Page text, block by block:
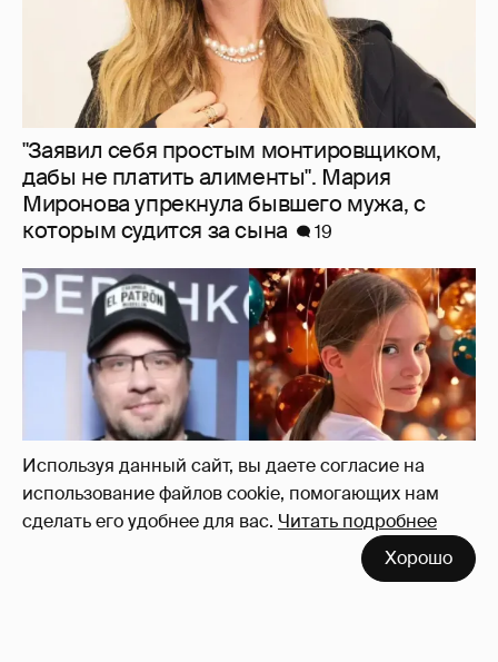
Используя данный сайт, вы даете согласие на
использование файлов cookie, помогающих нам
сделать его удобнее для вас. Читать подробнее
Хорошо
"Ей всё не так". Гарик Харламов
пожаловался на переходный возраст
дочери от Кристины Асмус
10